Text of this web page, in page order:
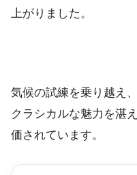
上がりました。
気候の試練を乗り越え
クラシカルな魅力を湛
価されています。